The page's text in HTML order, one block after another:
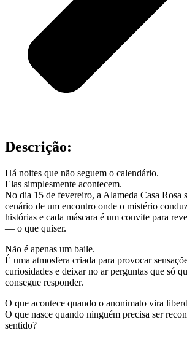
Descrição:
Há noites que não seguem o calendário.
Elas simplesmente acontecem.
No dia 15 de fevereiro, a Alameda Casa Rosa
cenário de um encontro onde o mistério
histórias e cada máscara é um convite para
— o que quiser.
Não é apenas um baile.
É uma atmosfera criada para provocar
curiosidades e deixar no ar perguntas que só
consegue responder.
O que acontece quando o anonimato vira
O que nasce quando ninguém precisa ser
sentido?